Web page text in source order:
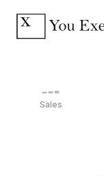
Sales